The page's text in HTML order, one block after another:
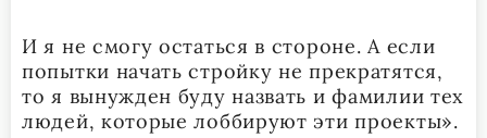
И я не смогу остаться в стороне. А если
попытки начать стройку не прекратятся,
то я вынужден буду назвать и фамилии тех
людей, которые лоббируют эти проекты».